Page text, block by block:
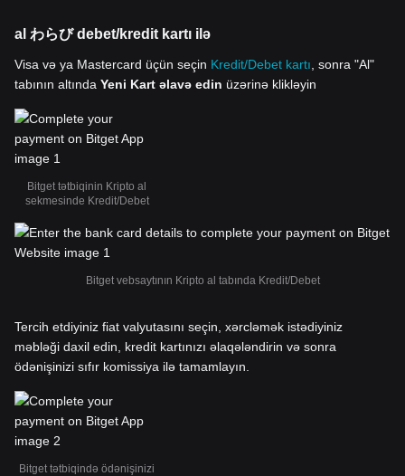
al わらび debet/kredit kartı ilə
Visa və ya Mastercard üçün seçin Kredit/Debet kartı , sonra "Al"
tabının altında Yeni Kart əlavə edin üzərinə klikləyin
Bitget tətbiqinin Kripto al
sekmesinde Kredit/Debet
Bitget vebsaytının Kripto al tabında Kredit/Debet
Tercih etdiyiniz fiat valyutasını seçin, xərcləmək istədiyiniz
məbləği daxil edin, kredit kartınızı əlaqələndirin və sonra
ödənişinizi sıfır komissiya ilə tamamlayın.
Bitget tətbiqində ödənişinizi